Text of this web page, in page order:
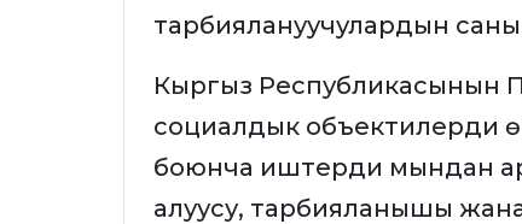
тарбиялануучулардын саны
Кыргыз
социалдык объектилерди
боюнча иштерди мындан
алуусу, тарбияланышы жана